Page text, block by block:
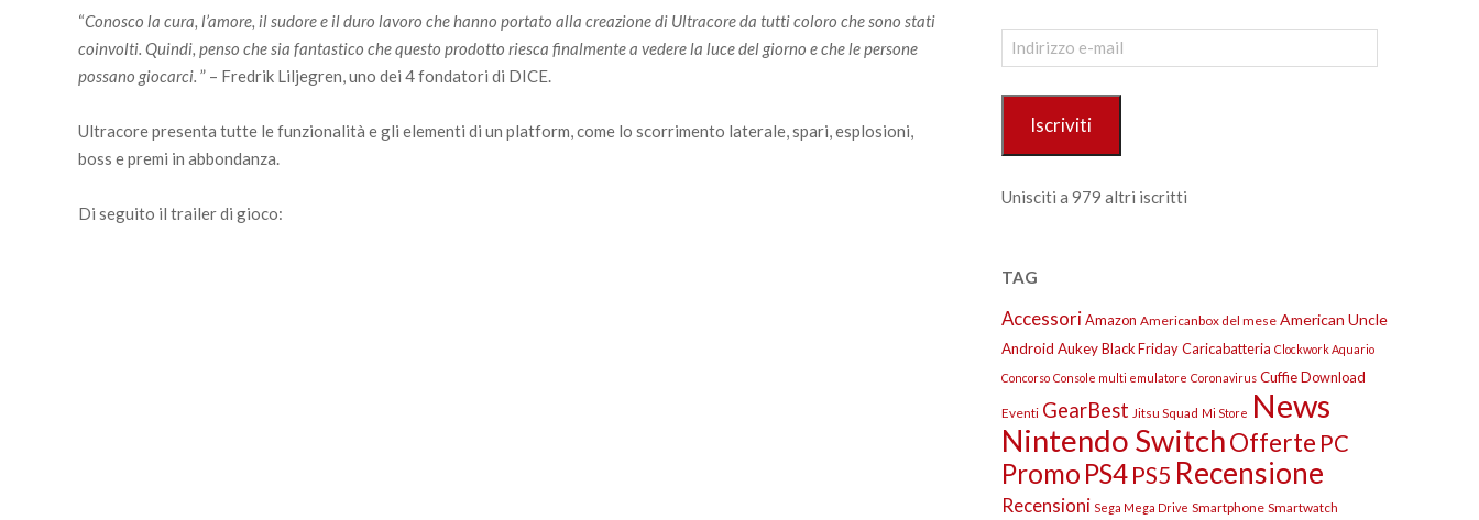
“Conosco la cura, l’amore, il sudore e il duro lavoro che hanno portato alla creazione di Ultracore da tutti coloro che sono stati
coinvolti. Quindi, penso che sia fantastico che questo prodotto riesca finalmente a vedere la luce del giorno e che le persone
possano giocarci. ” – Fredrik Liljegren, uno dei 4 fondatori di DICE.
Ultracore presenta tutte le funzionalità e gli elementi di un platform, come lo scorrimento laterale, spari, esplosioni,
boss e premi in abbondanza.
Di seguito il trailer di gioco:
Indirizzo
e-
Iscriviti
Unisciti a 979 altri iscritti
TAG
AccessoriAmazon Americanbox del mese American Uncle
Android AukeyBlack FridayCaricabatteria Clockwork Aquario
Concorso Console multi emulatore Coronavirus CuffieDownload
Eventi GearBest Jitsu Squad Mi Store News
Nintendo SwitchOfferte PC
Promo PS4PS5 Recensione
Recensioni Sega Mega Drive Smartphone Smartwatch